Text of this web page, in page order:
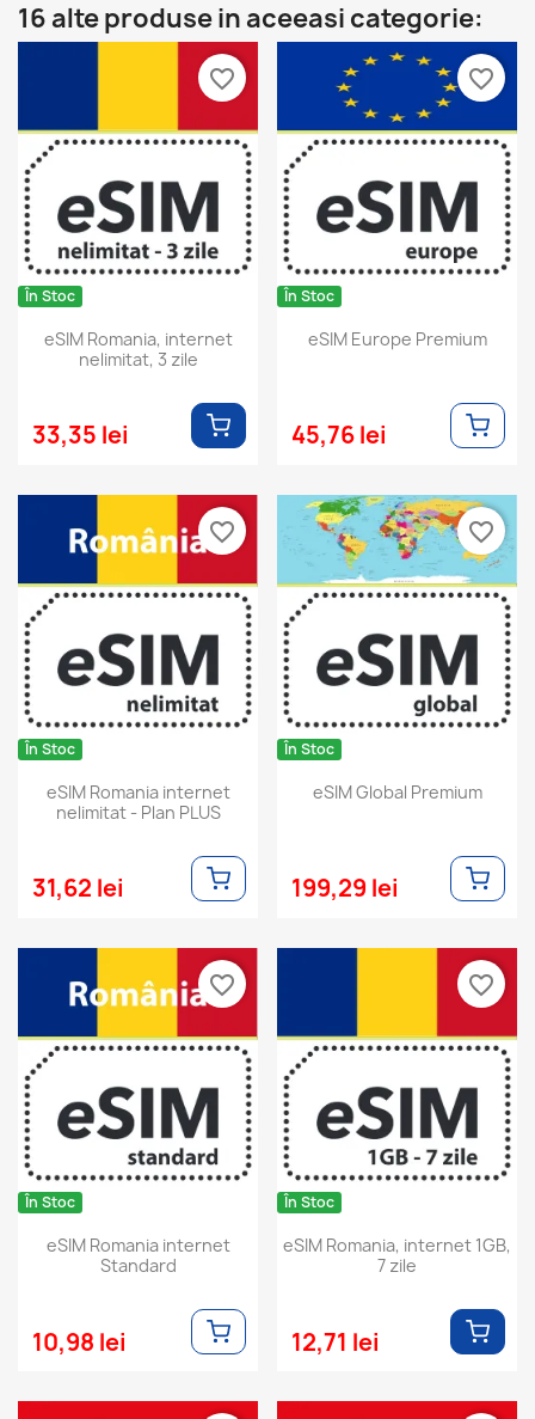
16 alte produse in aceeasi categorie:
În Stoc
eSIM Romania, internet
nelimitat, 3 zile
33,35 lei
favorite_border
În Stoc
eSIM Europe Premium
45,76 lei
favorite_border
În Stoc
eSIM Romania internet
nelimitat - Plan PLUS
31,62 lei
favorite_border
În Stoc
eSIM Global Premium
199,29 lei
favorite_border
În Stoc
eSIM Romania internet
Standard
10,98 lei
favorite_border
În Stoc
eSIM Romania, internet 1GB,
7 zile
12,71 lei
favorite_border